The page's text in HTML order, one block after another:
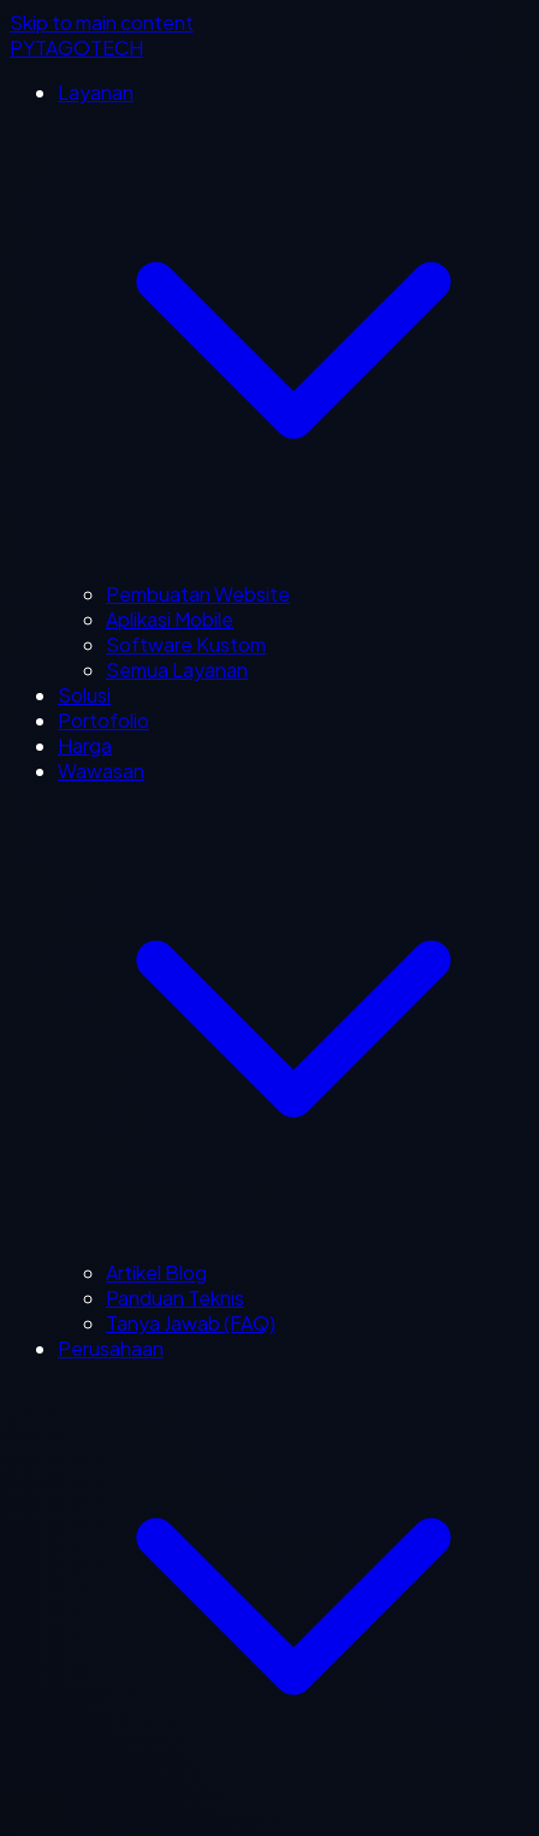
Skip to main content
PYTAGOTECH
Layanan
Pembuatan Website
Aplikasi Mobile
Software Kustom
Semua Layanan
Solusi
Portofolio
Harga
Wawasan
Artikel Blog
Panduan Teknis
Tanya Jawab (FAQ)
Perusahaan